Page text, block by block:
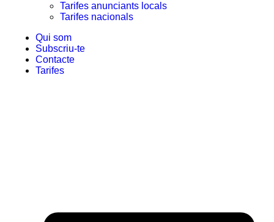
Tarifes anunciants locals
Tarifes nacionals
Qui som
Subscriu-te
Contacte
Tarifes